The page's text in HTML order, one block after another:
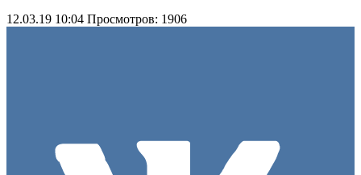
12.03.19 10:04 Просмотров: 1906